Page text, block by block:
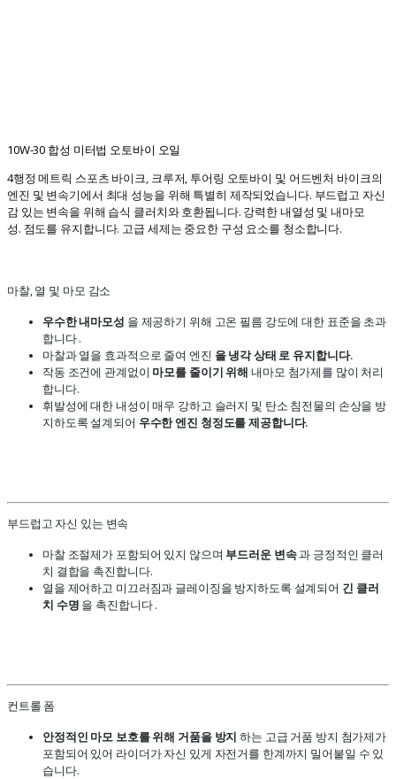
10W-30 합성 미터법 오토바이 오일
4행정 메트릭 스포츠 바이크, 크루저, 투어링 오토바이 및 어드벤처 바이크의
엔진 및 변속기에서 최대 성능을 위해 특별히 제작되었습니다. 부드럽고 자신
감 있는 변속을 위해 습식 클러치와 호환됩니다. 강력한 내열성 및 내마모
성. 점도를 유지합니다. 고급 세제는 중요한 구성 요소를 청소합니다.
마찰, 열 및 마모 감소
우수한 내마모성 을 제공하기 위해 고온 필름 강도에 대한 표준을 초과
합니다 .
마찰과 열을 효과적으로 줄여 엔진 을 냉각 상태 로 유지합니다.
작동 조건에 관계없이 마모를 줄이기 위해 내마모 첨가제를 많이 처리
합니다.
휘발성에 대한 내성이 매우 강하고 슬러지 및 탄소 침전물의 손상을 방
지하도록 설계되어 우수한 엔진 청정도를 제공합니다.
부드럽고 자신 있는 변속
마찰 조절제가 포함되어 있지 않으며 부드러운 변속과 긍정적인 클러
치 결합을 촉진합니다.
열을 제어하고 미끄러짐과 글레이징을 방지하도록 설계되어 긴 클러
치 수명 을 촉진합니다 .
컨트롤 폼
안정적인 마모 보호를 위해 거품을 방지 하는 고급 거품 방지 첨가제가
포함되어 있어 라이더가 자신 있게 자전거를 한계까지 밀어붙일 수 있
습니다.